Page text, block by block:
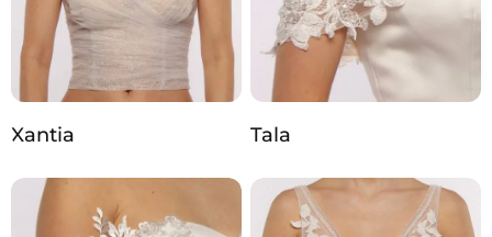
Xantia Tala